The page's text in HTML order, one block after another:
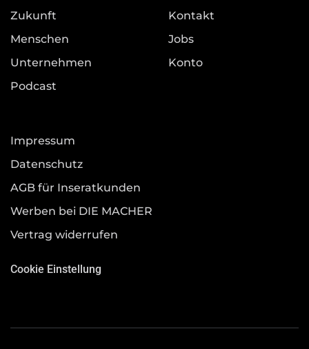
Zukunft
Menschen
Unternehmen
Podcast
Kontakt
Jobs
Konto
Impressum
Datenschutz
AGB für Inseratkunden
Werben bei DIE MACHER
Vertrag widerrufen
Cookie Einstellung